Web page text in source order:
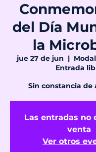
del Día
la
jue 27 de jun
  |
Entrada
Sin constancia de
Las entradas no
venta
Ver otros